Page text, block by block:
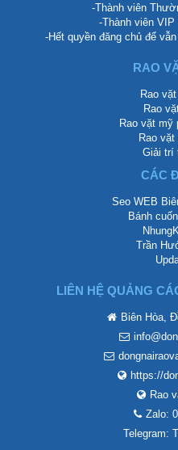
-Thành viên
-Thành viên
-Hết quyền đăng chủ để
RAO
Rao
Rao
Rao vặt mỹ
Rao vặt
Giải trí
CÁC
Seo WEB
Bánh
Trần
LIÊN HỆ QUẢNG
Biên Hòa,
https://
Rao
Zalo:
Telegram: